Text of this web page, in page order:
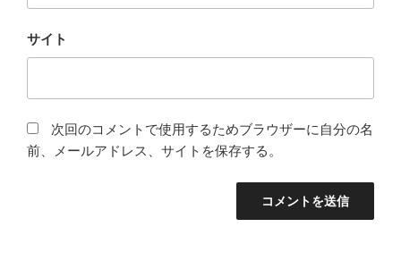
サイト
次回のコメントで使用するためブラウザーに自分の名
前、メールアドレス、サイトを保存する。